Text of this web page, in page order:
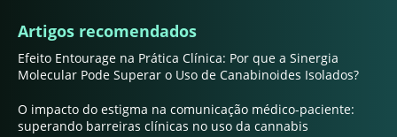
Artigos recomendados
Efeito Entourage na Prática Clínica: Por que a Sinergia
Molecular Pode Superar o Uso de Canabinoides Isolados?
O impacto do estigma na comunicação médico-paciente:
superando barreiras clínicas no uso da cannabis